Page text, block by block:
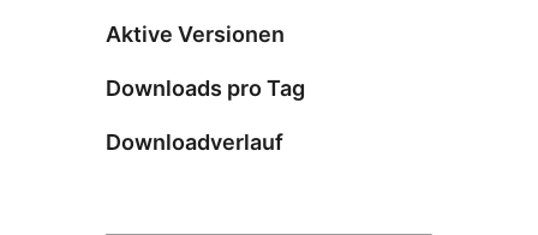
Aktive Versionen
Downloads pro Tag
Downloadverlauf